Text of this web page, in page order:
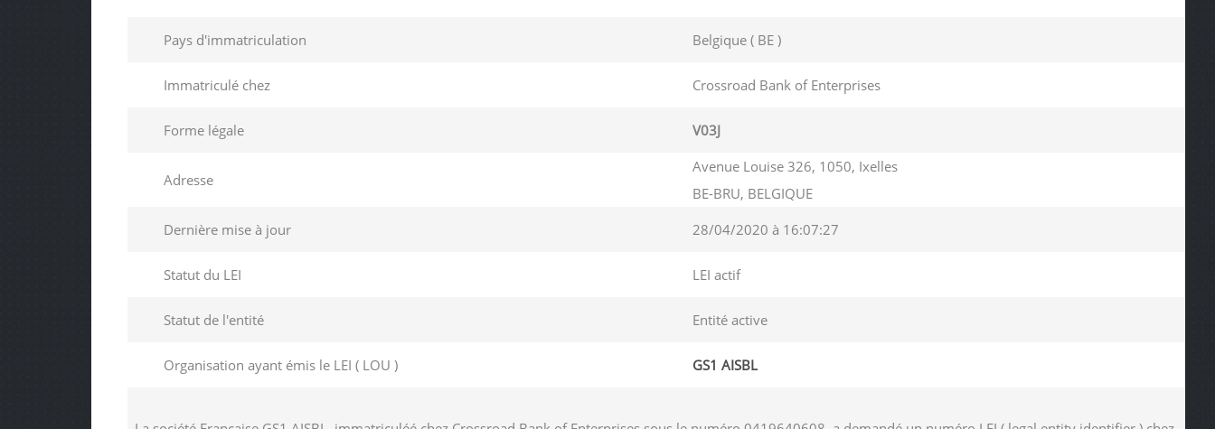
Pays d'immatriculation Belgique ( BE )
Immatriculé chez Crossroad Bank of Enterprises
Forme légale V03J
Adresse
Avenue Louise 326, 1050, Ixelles
BE-BRU, BELGIQUE
Dernière mise à jour
28/04/2020 à 16:07:27
Statut du LEI LEI actif
Statut de l'entité Entité active
Organisation ayant émis le LEI ( LOU ) GS1 AISBL